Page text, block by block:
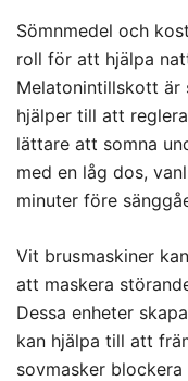
Sömnmedel och
roll för att hjälpa
Melatonintillskott är
hjälper till att
lättare att somna
med en låg dos,
minuter före
Vit brusmaskiner
att maskera
Dessa enheter
kan hjälpa till att
sovmasker